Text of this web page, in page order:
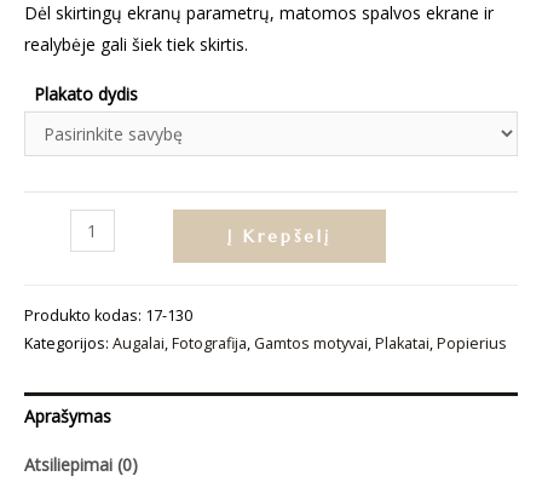
Dėl skirtingų ekranų parametrų, matomos spalvos ekrane ir
realybėje gali šiek tiek skirtis.
Plakato dydis
produkto
„Kaktusai“
Į Krepšelį
Produkto kodas: 17-130
Kategorijos: Augalai,Fotografija,Gamtos motyvai,Plakatai,Popierius
Aprašymas
Atsiliepimai (0)